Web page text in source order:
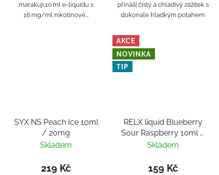
marakuji.10 ml e-liquidu s
16 mg/ml nikotinové...
přináší čistý a chladivý zážitek s
dokonale hladkým potahem.
SYX NS Peach Ice 10ml
/ 20mg
Skladem
219 Kč
AKCE
NOVINKA
TIP
RELX liquid Blueberry
Sour Raspberry 10ml /
18mg
Skladem
159 Kč